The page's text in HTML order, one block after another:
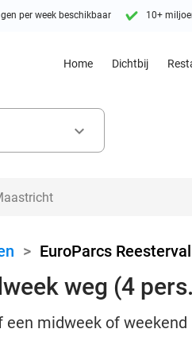
per week beschikbaar 10+
Home Dichtbij
keyboard_arrow_down
> EuroParcs
weg (4
midweek of